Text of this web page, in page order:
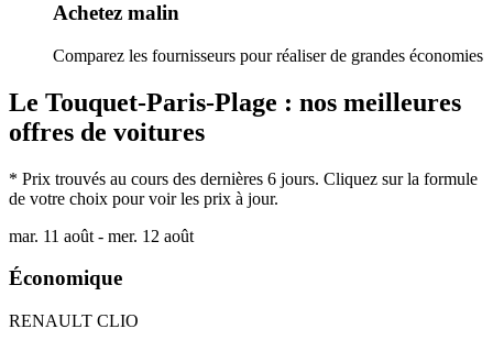
Achetez malin
Comparez les fournisseurs pour réaliser de grandes économies
Le Touquet-Paris-Plage : nos meilleures
offres de voitures
* Prix trouvés au cours des dernières 6 jours. Cliquez sur la formule
de votre choix pour voir les prix à jour.
mar. 11 août - mer. 12 août
Économique
RENAULT CLIO